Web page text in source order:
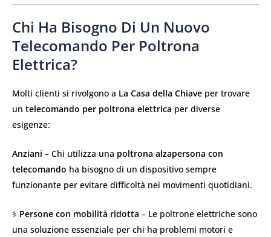
Chi Ha Bisogno Di Un Nuovo
Telecomando Per Poltrona
Elettrica?
Molti clienti si rivolgono a La Casa della Chiave per trovare
un telecomando per poltrona elettrica per diverse
esigenze:
Anziani – Chi utilizza una poltrona alzapersona con
telecomando ha bisogno di un dispositivo sempre
funzionante per evitare difficoltà nei movimenti quotidiani.
‍⚕️ Persone con mobilità ridotta – Le poltrone elettriche sono
una soluzione essenziale per chi ha problemi motori e